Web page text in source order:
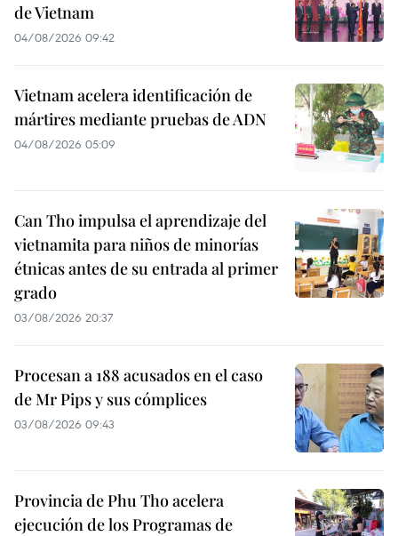
de Vietnam
04/08/2026 09:42
Vietnam acelera identificación de
mártires mediante pruebas de ADN
04/08/2026 05:09
Can Tho impulsa el aprendizaje del
vietnamita para niños de minorías
étnicas antes de su entrada al primer
grado
03/08/2026 20:37
Procesan a 188 acusados en el caso
de Mr Pips y sus cómplices
03/08/2026 09:43
Provincia de Phu Tho acelera
ejecución de los Programas de